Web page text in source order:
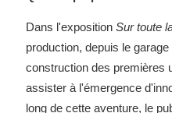
Dans l'exposition Sur toute
production, depuis le
construction des premières
assister à l'émergence
long de cette aventure, le